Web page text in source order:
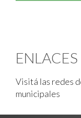
ENLACES
Visitá las redes
municipales